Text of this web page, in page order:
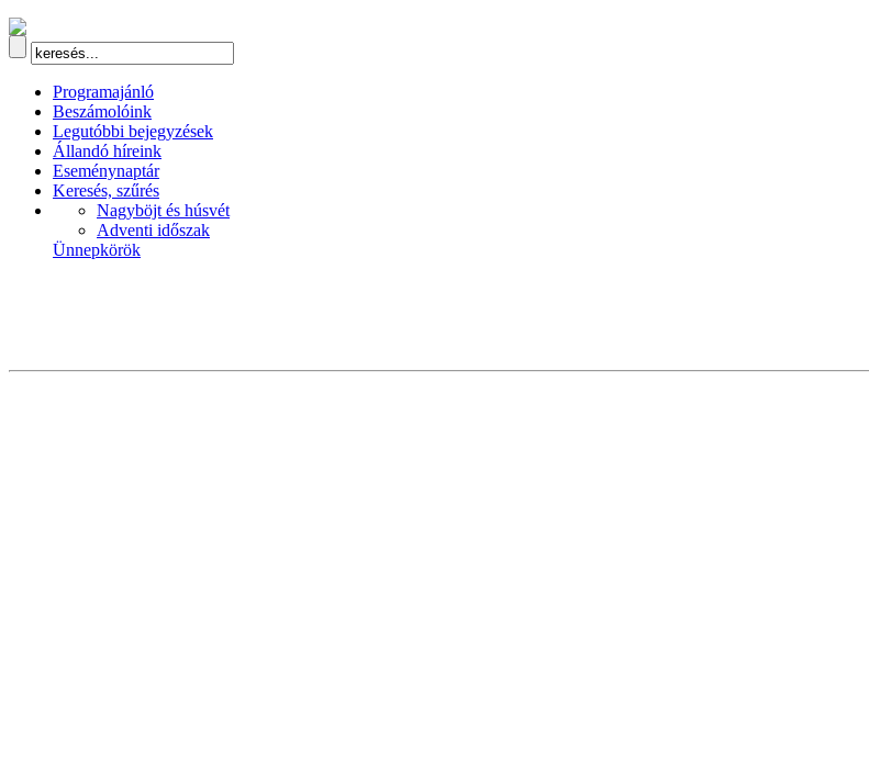
Programajánló
Beszámolóink
Legutóbbi bejegyzések
Állandó híreink
Eseménynaptár
Keresés, szűrés
Nagyböjt és húsvét
Adventi időszak
Ünnepkörök